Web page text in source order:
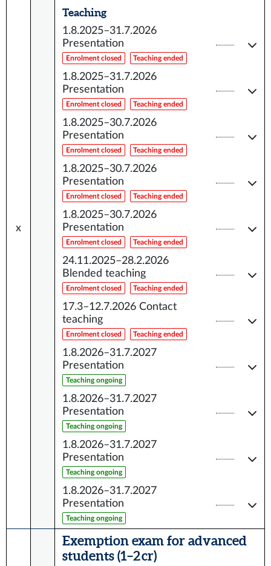
x
Teaching
1.8.2025–31.7.2026
Presentation
Enrolment closed Teaching ended
1.8.2025–31.7.2026
Presentation
Enrolment closed Teaching ended
1.8.2025–30.7.2026
Presentation
Enrolment closed Teaching ended
1.8.2025–30.7.2026
Presentation
Enrolment closed Teaching ended
1.8.2025–30.7.2026
Presentation
Enrolment closed Teaching ended
24.11.2025–28.2.2026
Blended teaching
Enrolment closed Teaching ended
17.3–12.7.2026 Contact
teaching
Enrolment closed Teaching ended
1.8.2026–31.7.2027
Presentation
Teaching ongoing
1.8.2026–31.7.2027
Presentation
Teaching ongoing
1.8.2026–31.7.2027
Presentation
Teaching ongoing
1.8.2026–31.7.2027
Presentation
Teaching ongoing
Exemption exam for advanced
students (1–2 cr)